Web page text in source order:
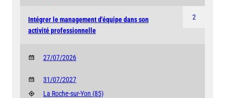
2
Intégrer le management d'équipe dans son
activité professionnelle
27/07/2026
31/07/2027
La Roche-sur-Yon (85)